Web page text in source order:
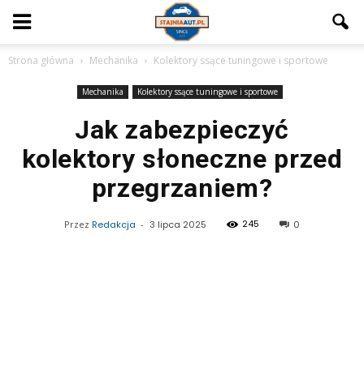
Strona główna Mechanika Kolektory ssące tuningowe i sportowe
Mechanika Kolektory ssące tuningowe i sportowe
Jak zabezpieczyć
kolektory słoneczne przed
przegrzaniem?
Przez Redakcja - 3 lipca 2025 245 0